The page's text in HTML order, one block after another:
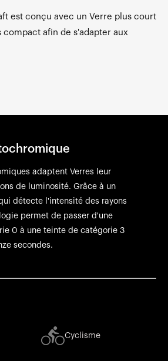
est conçu avec un Verre plus court
compact afin de s'adapter aux
adaptent Verres leur
de luminosité. Grâce à un
détecte l'intensité des rayons
permet de passer d'une
0 à une teinte de catégorie 3
secondes.
Cyclisme